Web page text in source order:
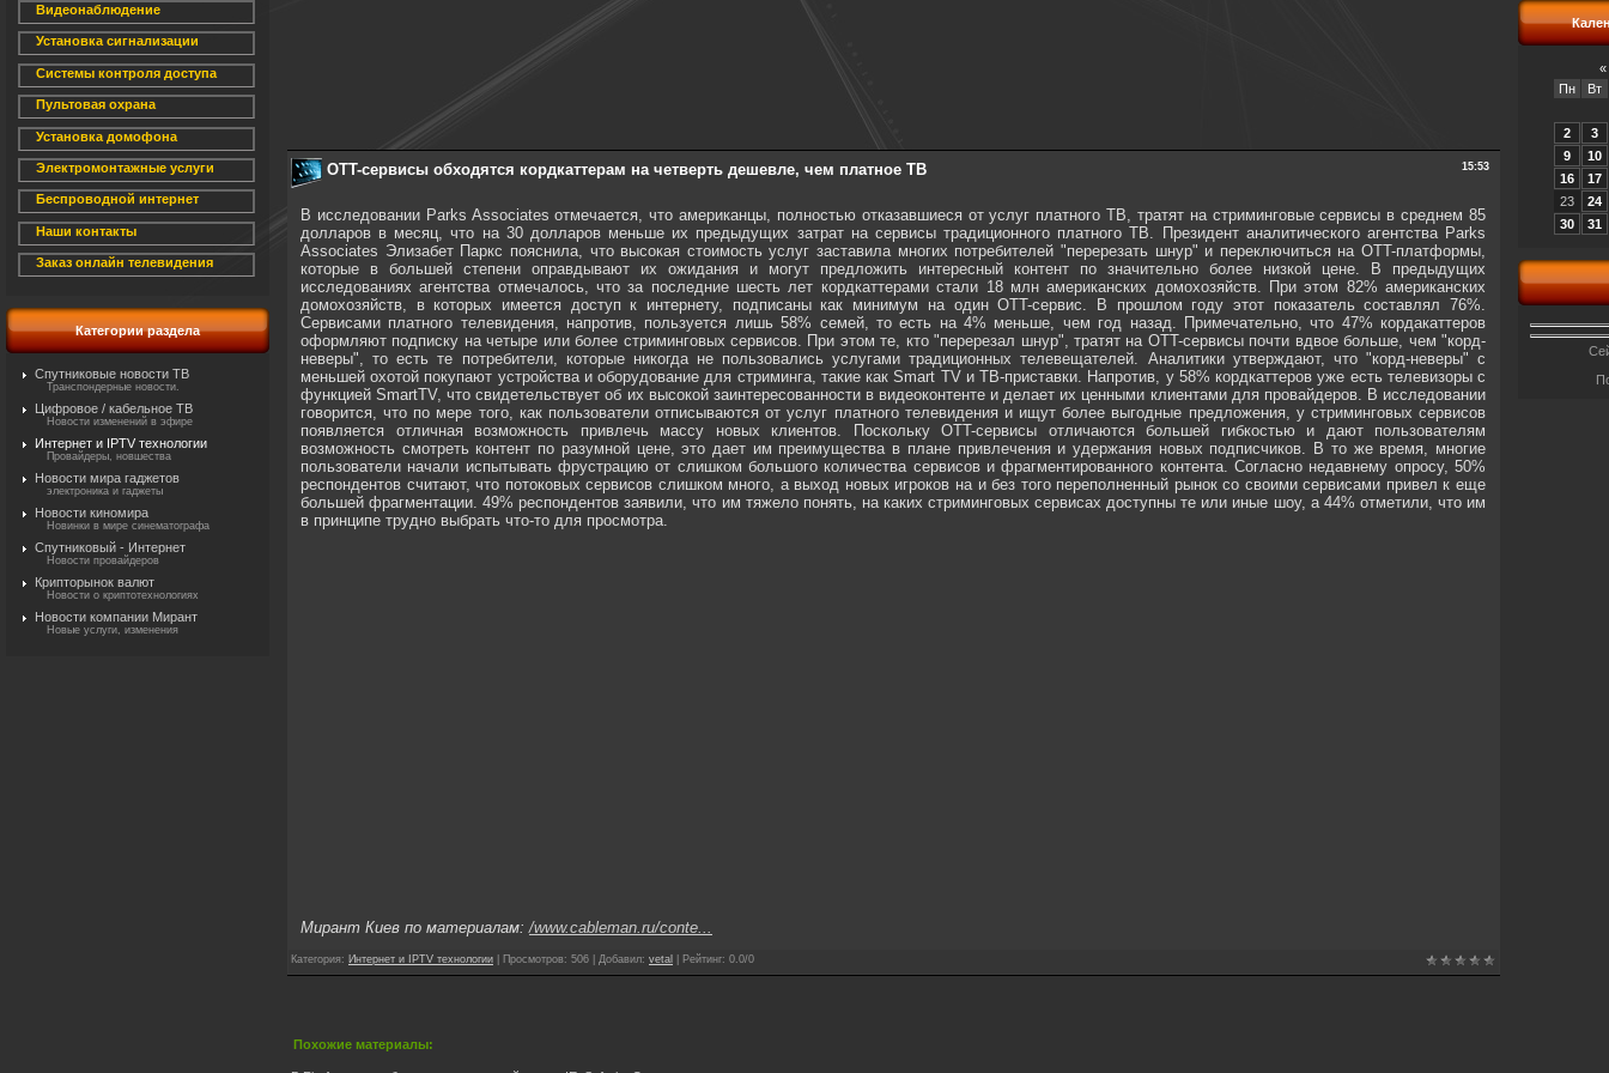
Видеонаблюдение
Установка сигнализации
Системы контроля доступа
Пультовая охрана
Установка домофона
Электромонтажные услуги
Беспроводной интернет
Наши контакты
Заказ онлайн телевидения
Категории раздела
Спутниковые новости ТВ
Транспондерные новости.
Цифровое / кабельное ТВ
Новости изменений в эфире
Интернет и IPTV технологии
Провайдеры, новшества
Новости мира гаджетов
электроника и гаджеты
Новости киномира
Новинки в мире синематографа
Спутниковый - Интернет
Новости провайдеров
Крипторынок валют
Новости о криптотехнологиях
Новости компании Мирант
Новые услуги, изменения
15:53
OTT-сервисы обходятся кордкаттерам на четверть дешевле, чем платное ТВ
В исследовании Parks Associates отмечается, что американцы, полностью отказавшиеся от услуг платного ТВ, тратят на стриминговые сервисы в среднем 85
долларов в месяц, что на 30 долларов меньше их предыдущих затрат на сервисы традиционного платного ТВ. Президент аналитического агентства Parks
Associates Элизабет Паркс пояснила, что высокая стоимость услуг заставила многих потребителей "перерезать шнур" и переключиться на OTT-платформы,
которые в большей степени оправдывают их ожидания и могут предложить интересный контент по значительно более низкой цене. В предыдущих
исследованиях агентства отмечалось, что за последние шесть лет кордкаттерами стали 18 млн американских домохозяйств. При этом 82% американских
домохозяйств, в которых имеется доступ к интернету, подписаны как минимум на один OTT-сервис. В прошлом году этот показатель составлял 76%.
Сервисами платного телевидения, напротив, пользуется лишь 58% семей, то есть на 4% меньше, чем год назад. Примечательно, что 47% кордакаттеров
оформляют подписку на четыре или более стриминговых сервисов. При этом те, кто "перерезал шнур", тратят на OTT-сервисы почти вдвое больше, чем "корд-
неверы", то есть те потребители, которые никогда не пользовались услугами традиционных телевещателей. Аналитики утверждают, что "корд-неверы" с
меньшей охотой покупают устройства и оборудование для стриминга, такие как Smart TV и ТВ-приставки. Напротив, у 58% кордкаттеров уже есть телевизоры с
функцией SmartTV, что свидетельствует об их высокой заинтересованности в видеоконтенте и делает их ценными клиентами для провайдеров. В исследовании
говорится, что по мере того, как пользователи отписываются от услуг платного телевидения и ищут более выгодные предложения, у стриминговых сервисов
появляется отличная возможность привлечь массу новых клиентов. Поскольку OTT-сервисы отличаются большей гибкостью и дают пользователям
возможность смотреть контент по разумной цене, это дает им преимущества в плане привлечения и удержания новых подписчиков. В то же время, многие
пользователи начали испытывать фрустрацию от слишком большого количества сервисов и фрагментированного контента. Согласно недавнему опросу, 50%
респондентов считают, что потоковых сервисов слишком много, а выход новых игроков на и без того переполненный рынок со своими сервисами привел к еще
большей фрагментации. 49% респондентов заявили, что им тяжело понять, на каких стриминговых сервисах доступны те или иные шоу, а 44% отметили, что им
в принципе трудно выбрать что-то для просмотра.
Мирант Киев по материалам: /www.cableman.ru/conte...
Категория: Интернет и IPTV технологии Просмотров: 506 Добавил: vetal Рейтинг: 0.0/0
Похожие материалы:
«
Пн
Вт
2
3
9
10
16
17
23
24
30
31